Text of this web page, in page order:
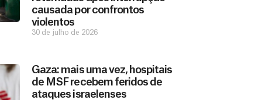
causada por confrontos
violentos
30 de julho de 2026
Gaza: mais uma vez, hospitais
de MSF recebem feridos de
ataques israelenses